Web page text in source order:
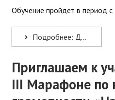
Обучение пройдет в период
Подробнее: ДПП ПК "Организация делопроизводства в образовательной организации"
Приглашаем к
III Марафоне по